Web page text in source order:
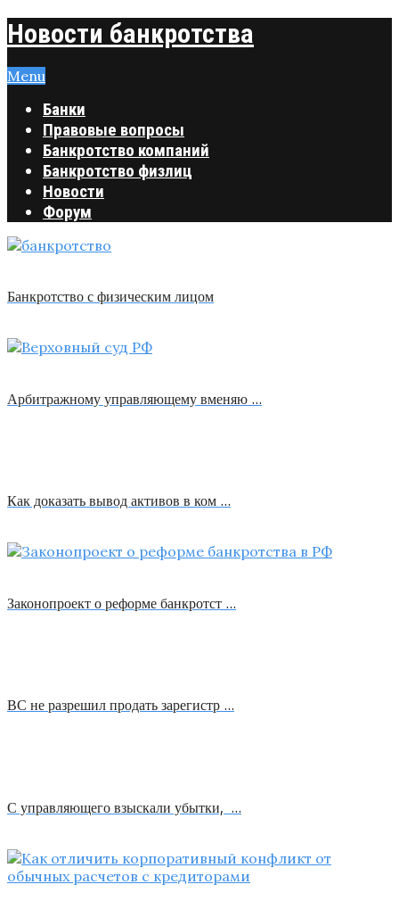
Новости банкротства
Menu
Банки
Правовые вопросы
Банкротство компаний
Банкротство физлиц
Новости
Форум
Банкротство с физическим лицом
Арбитражному управляющему вменяю …
Как доказать вывод активов в ком …
Законопроект о реформе банкротст …
ВС не разрешил продать зарегистр …
С управляющего взыскали убытки, …